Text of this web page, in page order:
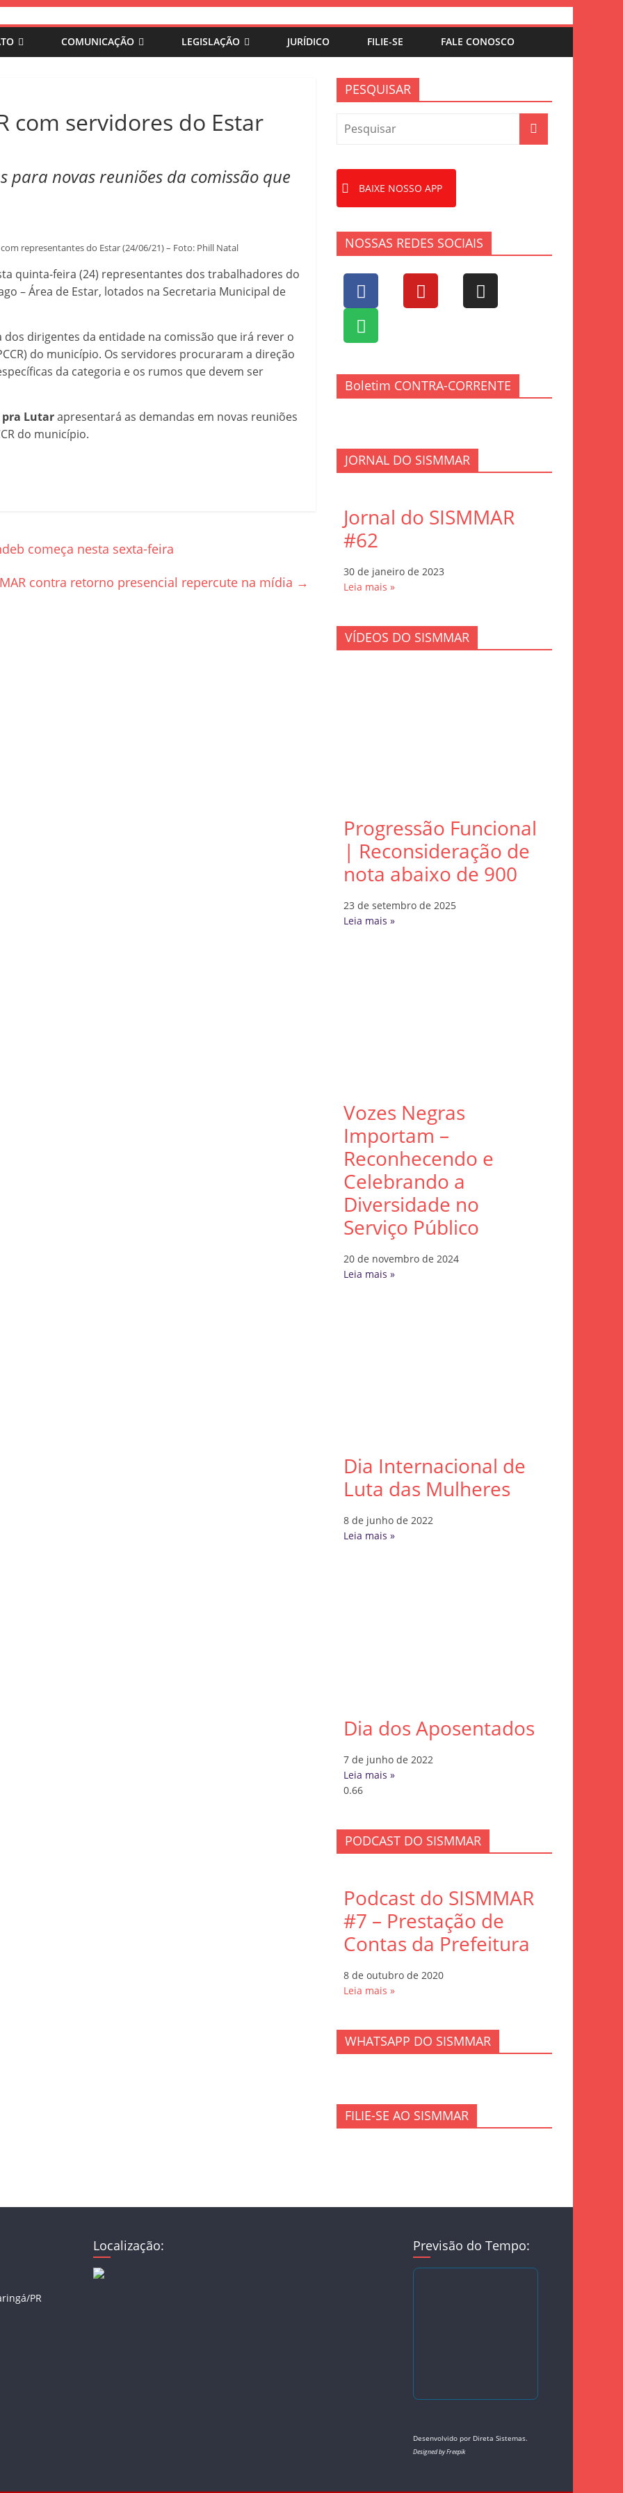
COMUNICAÇÃO LEGISLAÇÃO JURÍDICO FILIE-SE FALE CONOSCO
com servidores do Estar
para novas reuniões da comissão que
representantes do Estar (24/06/21) – Foto: Phill Natal
quinta-feira (24) representantes dos trabalhadores do
– Área de Estar, lotados na Secretaria Municipal de
dirigentes da entidade na comissão que irá rever o
do município. Os servidores procuraram a direção
da categoria e os rumos que devem ser
pra Lutarapresentará as demandas em novas reuniões
do município.
começa nesta sexta-feira
contra retorno presencial repercute na mídia →
PESQUISAR
BAIXE NOSSO APP
NOSSAS REDES SOCIAIS
Boletim CONTRA-CORRENTE
JORNAL DO SISMMAR
Jornal do SISMMAR
#62
30 de janeiro de 2023
Leia mais »
VÍDEOS DO SISMMAR
Progressão Funcional
| Reconsideração de
nota abaixo de 900
23 de setembro de 2025
Leia mais »
Vozes Negras
Importam –
Reconhecendo e
Celebrando a
Diversidade no
Serviço Público
20 de novembro de 2024
Leia mais »
Dia Internacional de
Luta das Mulheres
8 de junho de 2022
Leia mais »
Dia dos Aposentados
7 de junho de 2022
Leia mais »
PODCAST DO SISMMAR
Podcast do SISMMAR
#7 – Prestação de
Contas da Prefeitura
8 de outubro de 2020
Leia mais »
WHATSAPP DO SISMMAR
FILIE-SE AO SISMMAR
PR
Localização: Previsão do Tempo:
Desenvolvido por Direta Sistemas.
Designed by Freepik